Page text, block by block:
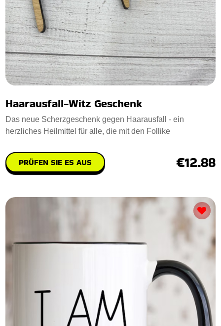
Haarausfall-Witz Geschenk
Das neue Scherzgeschenk gegen Haarausfall - ein
herzliches Heilmittel für alle, die mit den Follike
PRÜFEN SIE ES AUS €12.88